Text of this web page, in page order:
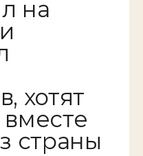
на
хотят
страны